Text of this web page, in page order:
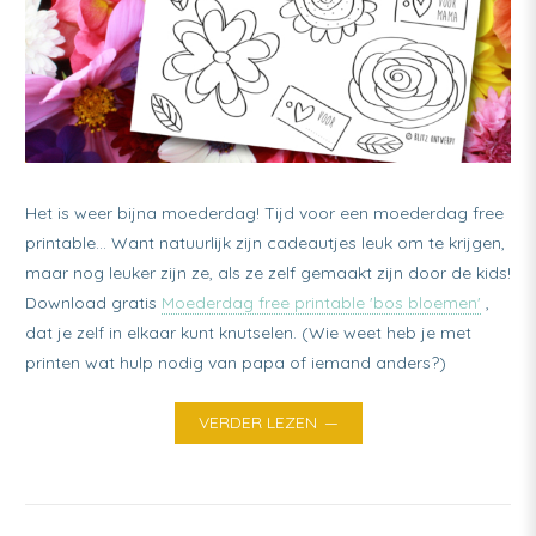
Het is weer bijna moederdag! Tijd voor een moederdag free
printable… Want natuurlijk zijn cadeautjes leuk om te krijgen,
maar nog leuker zijn ze, als ze zelf gemaakt zijn door de kids!
Download gratis Moederdag free printable 'bos bloemen' ,
dat je zelf in elkaar kunt knutselen. (Wie weet heb je met
printen wat hulp nodig van papa of iemand anders?)
VERDER LEZEN